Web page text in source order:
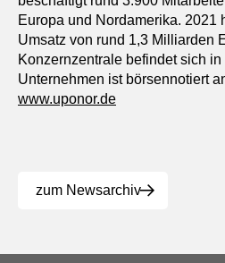
Europa und Nordamerika. 2021
Umsatz von rund 1,3 Milliarden
Konzernzentrale befindet sich
Unternehmen ist börsennotiert
www.uponor.de
zum Newsarchiv